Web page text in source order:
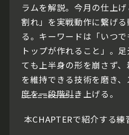
ラムを解説。今月の仕上
割れ」を実戦動作に繋げ
る。キーワードは「いつ
トップが作れること」。
ても上半身の形を崩さず、
を維持できる技術を磨き
度を一段階引き上げる。
===========
本CHAPTERで紹介する練